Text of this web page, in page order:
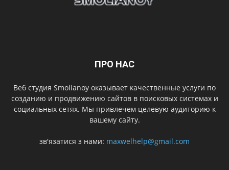
ПРО НАС
Веб студия Smolianoy оказывает качественные услуги по
созданию и продвижению сайтов в поисковых системах и
социальных сетях. Мы привлечем целевую аудиторию к
вашему сайту.
зв'язатися з нами: maxwelhelp@gmail.com